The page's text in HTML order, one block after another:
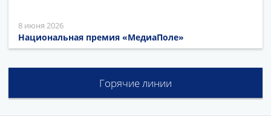
8 июня 2026
Национальная премия «МедиаПоле»
Горячие линии